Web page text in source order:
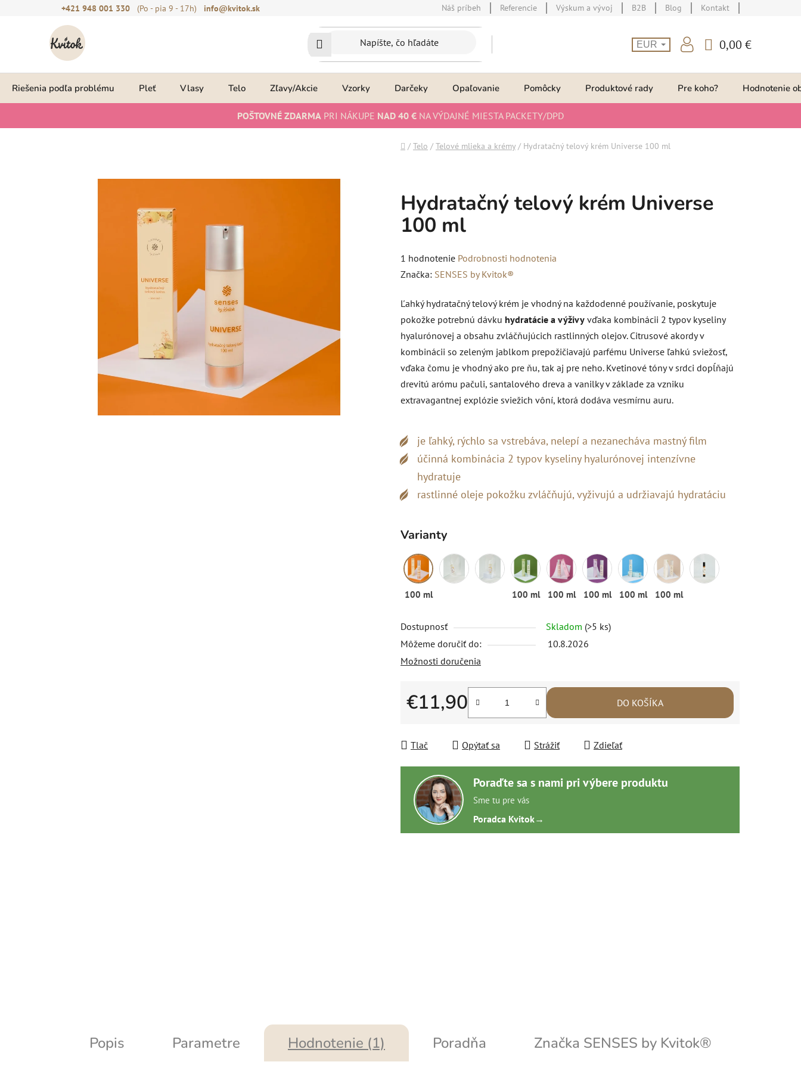
+421 948 001 330 (Po - pia 9 - 17h) info@kvitok.sk Náš príbeh Referencie Výskum a vývoj B2B Blog Kontakt
EUR
KOŠÍK
0,00 €
Riešenia podľa problému Pleť Vlasy Telo Zľavy/Akcie Vzorky Darčeky Opaľovanie Pomôcky Produktové rady Pre koho? Hodnotenie
POŠTOVNÉ ZDARMA PRI NÁKUPE NAD 40 € NA VÝDAJNÉ MIESTA PACKETY/DPD
Domov
/ Telo / Telové mlieka a krémy / Hydratačný telový krém Universe 100 ml
Hydratačný telový krém Universe
100 ml
Priemerné
hodnotenie
je
5,0
z
5
hviezdičiek.
1 hodnotenie Podrobnosti hodnotenia
Značka: SENSES by Kvitok®
Ľahký hydratačný telový krém je vhodný na každodenné používanie, poskytuje
pokožke potrebnú dávku hydratácie a výživy vďaka kombinácii 2 typov kyseliny
hyalurónovej a obsahu zvláčňujúcich rastlinných olejov. Citrusové akordy v
kombinácii so zeleným jablkom prepožičiavajú parfému Universe ľahkú sviežosť,
vďaka čomu je vhodný ako pre ňu, tak aj pre neho. Kvetinové tóny v srdci dopĺňajú
drevitú arómu pačuli, santalového dreva a vanilky v základe za vzniku
extravagantnej explózie sviežich vôní, ktorá dodáva vesmírnu auru.
je ľahký, rýchlo sa vstrebáva, nelepí a nezanecháva mastný film
účinná kombinácia 2 typov kyseliny hyalurónovej intenzívne
hydratuje
rastlinné oleje pokožku zvláčňujú, vyživujú a udržiavajú hydratáciu
Varianty
100 ml 100 ml 100 ml 100 ml 100 ml 100 ml
Dostupnosť Skladom (>5 ks)
Môžeme doručiť do:
10.8.2026
Možnosti doručenia
€11,90
Jednotková cena:
DO KOŠÍKA
Tlač Opýtať sa Strážiť Zdieľať
Poraďte sa s nami pri výbere produktu
Sme tu pre vás
Poradca Kvitok→
Popis Parametre Hodnotenie (1) Poradňa Značka SENSES by Kvitok®